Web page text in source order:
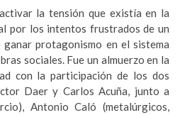
la tensión que existía en la
por los intentos frustrados de un
protagonismo en el sistema
sociales. Fue un almuerzo en la
con la participación de los dos
Daer y Carlos Acuña, junto a
Antonio Caló (metalúrgicos,